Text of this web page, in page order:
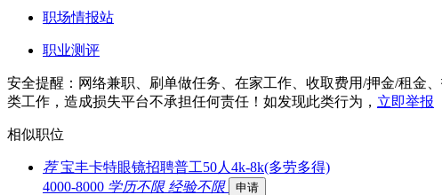
职场情报站
职业测评
安全提醒：网络兼职、刷单做任务、在家工作、收取费用/押金/租金
类工作，造成损失平台不承担任何责任！如发现此类行为， 立即举报
相似职位
荐 宝丰卡特眼镜招聘普工50人4k-8k(多劳多得)
4000-8000 学历不限 经验不限 申请